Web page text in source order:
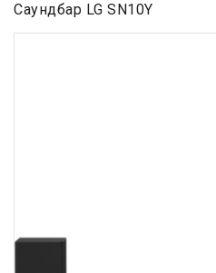
Саундбар LG SN10Y